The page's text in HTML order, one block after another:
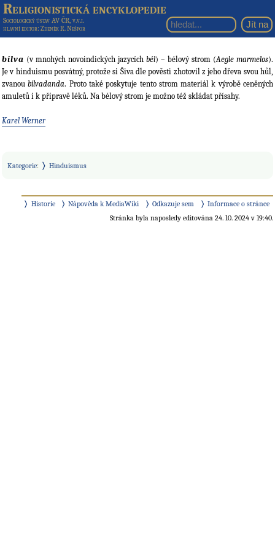
Religionistická encyklopedie
Sociologický ústav AV ČR, v.v.i.
hlavní editor: Zdeněk R. Nešpor
bilva (v mnohých novoindických jazycích bél) – bélový strom (Aegle marmelos).
Je v hinduismu posvátný, protože si Šiva dle pověsti zhotovil z jeho dřeva svou hůl,
zvanoubilvadanda. Proto také poskytuje tento strom materiál k výrobě ceněných
amuletů i k přípravě léků. Na bélový strom je možno též skládat přísahy.
Karel Werner
Kategorie: Hinduismus
Historie Nápověda k MediaWiki Odkazuje sem
Informace o stránce
Stránka byla naposledy editována 24. 10. 2024 v 19:40.